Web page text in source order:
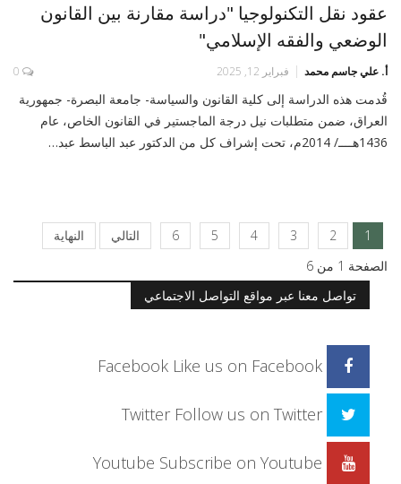
عقود نقل التكنولوجيا "دراسة مقارنة بين القانون
الوضعي والفقه الإسلامي"
أ. علي جاسم محمد فبراير 12, 2025 0
قُدمت هذه الدراسة إلى كلية القانون والسياسة- جامعة البصرة- جمهورية
العراق، ضمن متطلبات نيل درجة الماجستير في القانون الخاص، عام
1436هــــ/ 2014م، تحت إشراف كل من الدكتور عبد الباسط عبد…
1
2
3
4
5
6 التالي
النهاية
الصفحة 1 من 6
تواصل معنا عبر مواقع التواصل الاجتماعي
Facebook Like us on Facebook
Twitter Follow us on Twitter
Youtube Subscribe on Youtube